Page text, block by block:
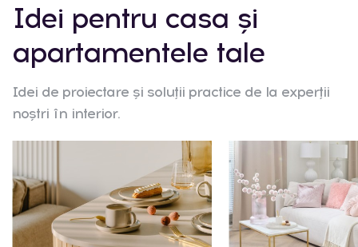
Idei pentru casa și
apartamentele tale
Idei de proiectare și soluții practice de la experții
noștri în interior.